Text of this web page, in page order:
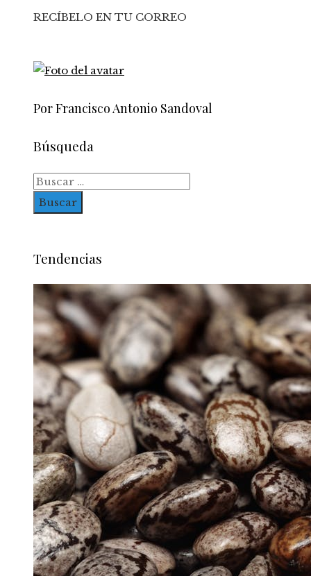
RECÍBELO EN TU CORREO
Por Francisco Antonio Sandoval
Búsqueda
Buscar:
Tendencias